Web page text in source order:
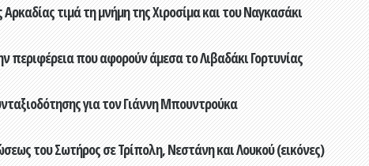
τιμά τη μνήμη της Χιροσίμα και του Ναγκασάκι
περιφέρεια που αφορούν άμεσα το Λιβαδάκι Γορτυνίας
για τον Γιάννη Μπουντρούκα
του Σωτήρος σε Τρίπολη, Νεστάνη και Λουκού (εικόνες)